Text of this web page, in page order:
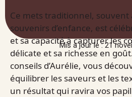
Mis à jour le : 21
Ce mets traditionnel, souvent
souvenirs d’enfance, est
et sa capacité à capturer les
délicate et sa richesse en
conseils d’Aurélie, vous
équilibrer les saveurs et les
un résultat qui ravira vos